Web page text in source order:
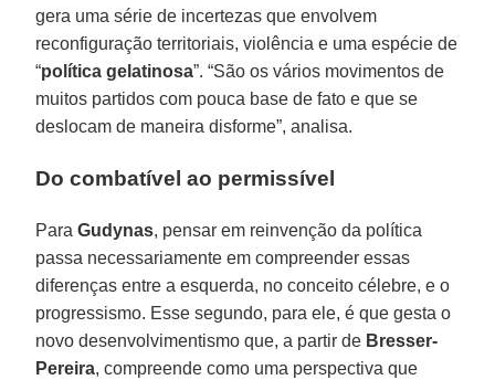
gera uma série de incertezas que envolvem
reconfiguração territoriais, violência e uma espécie de
“política gelatinosa”. “São os vários movimentos de
muitos partidos com pouca base de fato e que se
deslocam de maneira disforme”, analisa.
Do combatível ao permissível
ParaGudynas, pensar em reinvenção da política
passa necessariamente em compreender essas
diferenças entre a esquerda, no conceito célebre, e o
progressismo. Esse segundo, para ele, é que gesta o
novo desenvolvimentismo que, a partir de Bresser-
Pereira, compreende como uma perspectiva que